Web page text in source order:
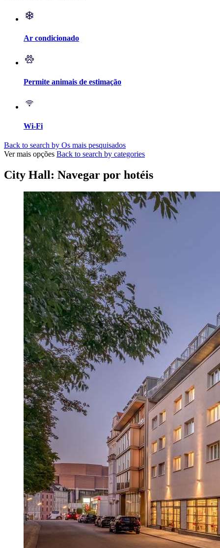
Ar condicionado
Permite animais de estimação
Wi-Fi
Back to search by Os mais pesquisados
Ver mais opções Back to search by categories
City Hall: Navegar por hotéis